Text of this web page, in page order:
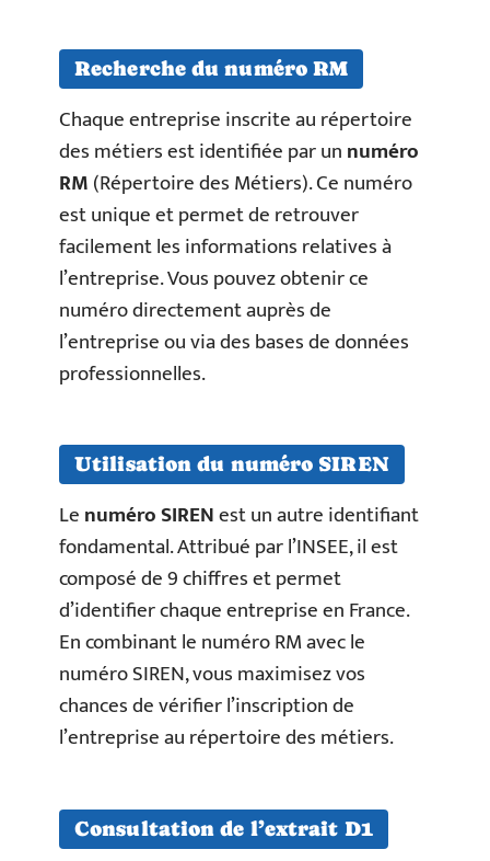
Recherche du numéro RM
Chaque entreprise inscrite au répertoire
des métiers est identifiée par unnuméro
RM(Répertoire des Métiers). Ce numéro
est unique et permet de retrouver
facilement les informations relatives à
l’entreprise. Vous pouvez obtenir ce
numéro directement auprès de
l’entreprise ou via des bases de données
professionnelles.
Utilisation du numéro SIREN
Lenuméro SIRENest un autre identifiant
fondamental. Attribué par l’INSEE, il est
composé de 9 chiffres et permet
d’identifier chaque entreprise en France.
En combinant le numéro RM avec le
numéro SIREN, vous maximisez vos
chances de vérifier l’inscription de
l’entreprise au répertoire des métiers.
Consultation de l’extrait D1